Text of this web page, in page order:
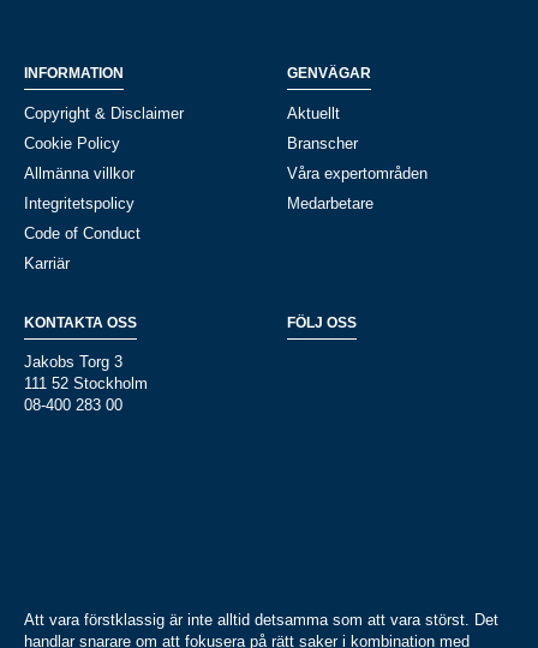
INFORMATION
Copyright & Disclaimer
Cookie Policy
Allmänna villkor
Integritetspolicy
Code of Conduct
Karriär
GENVÄGAR
Aktuellt
Branscher
Våra expertområden
Medarbetare
KONTAKTA OSS
Jakobs Torg 3
111 52 Stockholm
08-400 283 00
FÖLJ OSS
Att vara förstklassig är inte alltid detsamma som att vara störst. Det
handlar snarare om att fokusera på rätt saker i kombination med